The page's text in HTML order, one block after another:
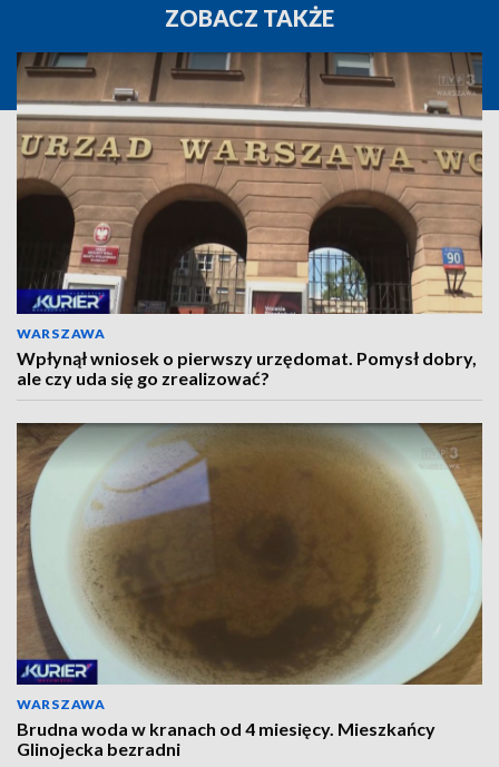
ZOBACZ TAKŻE
WARSZAWA
Wpłynął wniosek o pierwszy urzędomat. Pomysł dobry,
ale czy uda się go zrealizować?
WARSZAWA
Brudna woda w kranach od 4 miesięcy. Mieszkańcy
Glinojecka bezradni